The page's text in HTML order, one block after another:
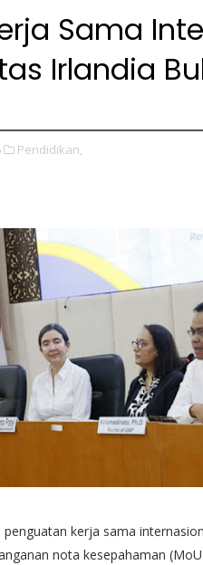
Sama
Irlandia
Pendidikan,
kerja sama
nota kesepahaman